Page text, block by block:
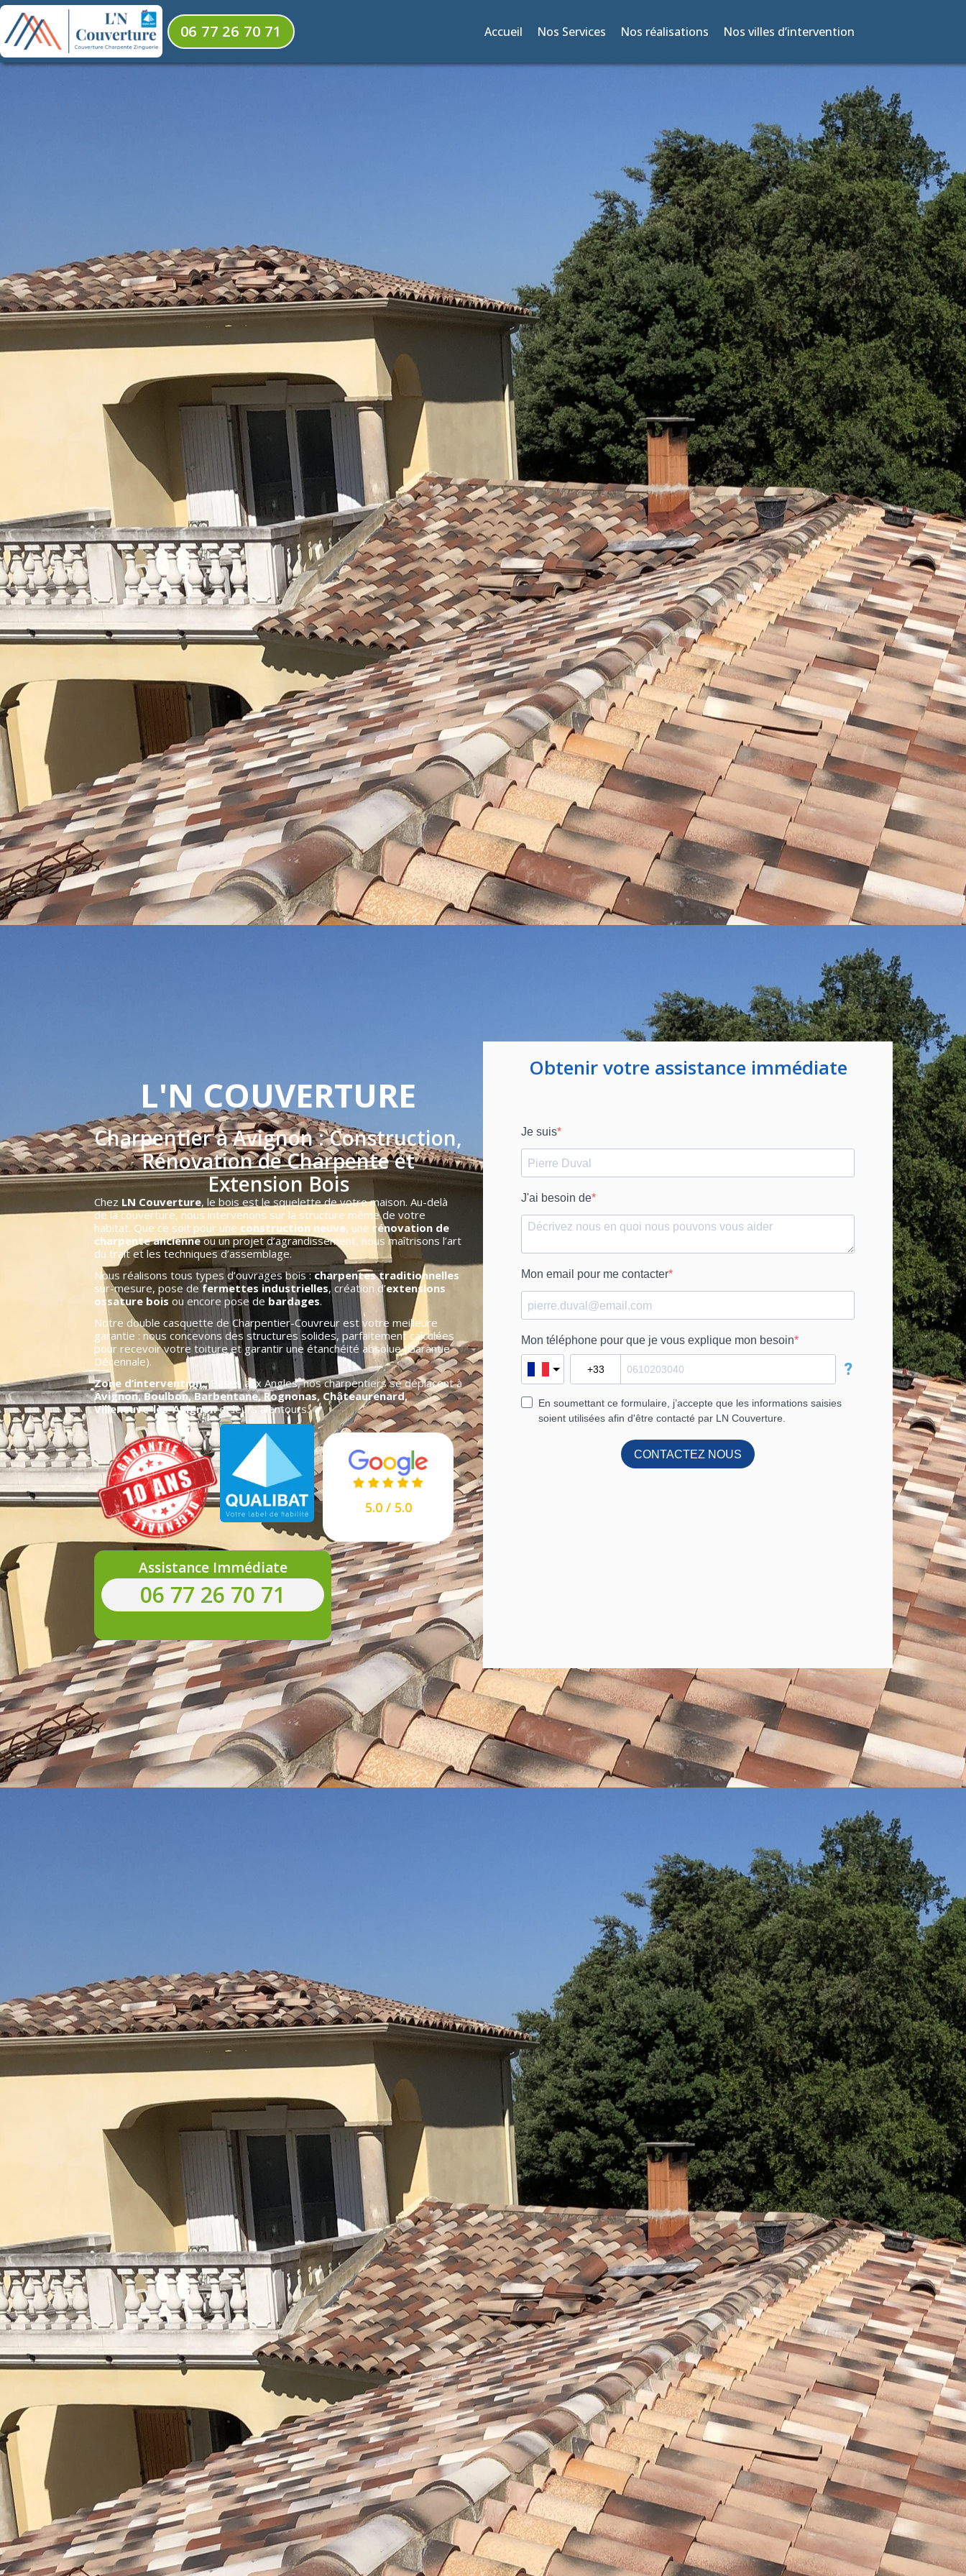
06 77 26 70 71 Accueil Nos Services Nos réalisations Nos villes d’intervention
L'N COUVERTURE
Charpentier à Avignon : Construction,
Rénovation de Charpente et
Extension Bois
Chez LN Couverture, le bois est le squelette de votre maison. Au-delà
de la couverture, nous intervenons sur la structure même de votre
habitat. Que ce soit pour une construction neuve, une rénovation de
charpente ancienneou un projet d’agrandissement, nous maîtrisons l’art
du trait et les techniques d’assemblage.
Nous réalisons tous types d’ouvrages bois :charpentes traditionnelles
sur-mesure, pose de fermettes industrielles, création d’extensions
ossature bois ou encore pose de bardages.
Notre double casquette de Charpentier-Couvreur est votre meilleure
garantie : nous concevons des structures solides, parfaitement calculées
pour recevoir votre toiture et garantir une étanchéité absolue (Garantie
Décennale).
Zone d’intervention :Basés aux Angles, nos charpentiers se déplacent à
Avignon, Boulbon, Barbentane, Rognonas, Châteaurenard,
Villeneuve-lès-Avignonet leurs alentours.
5.0 / 5.0
Assistance Immédiate
06 77 26 70 71
Obtenir votre assistance immédiate